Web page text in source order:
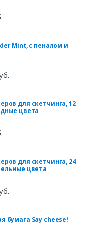
Mint, с пеналом и
для скетчинга, 12
цвета
для скетчинга, 24
цвета
бумага Say cheese!